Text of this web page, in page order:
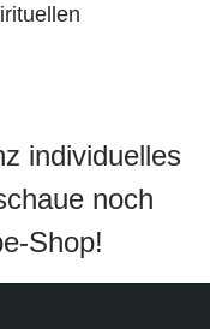
individuelles
noch
Shop!